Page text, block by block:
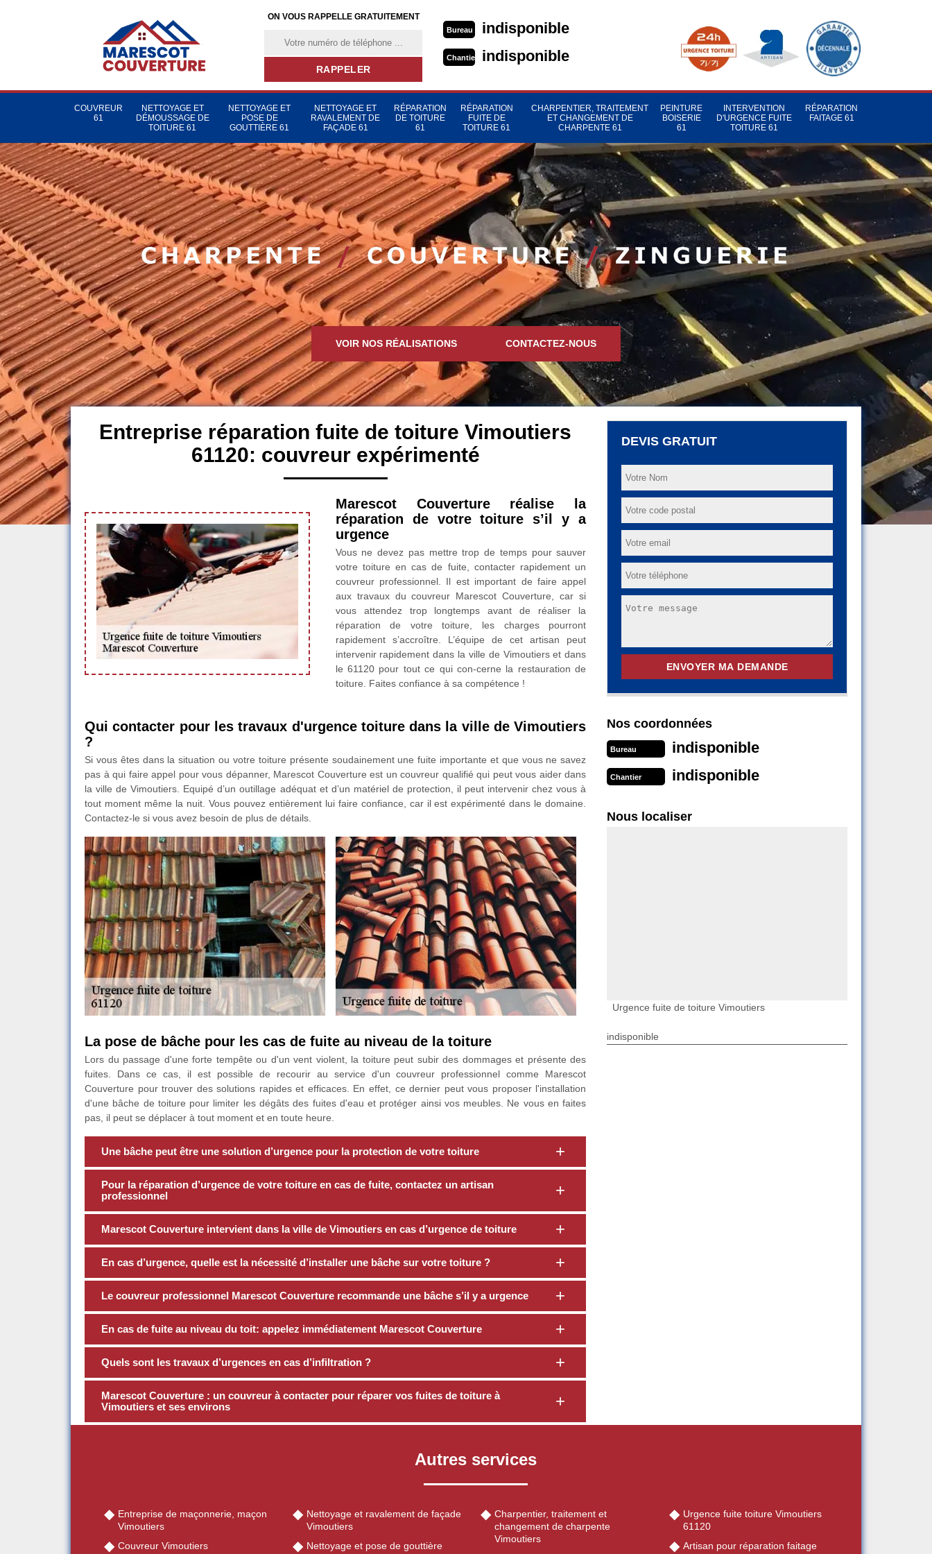
ON VOUS RAPPELLE GRATUITEMENT
Bureau indisponible
Chantier indisponible
COUVREUR
61
NETTOYAGE ET
DÉMOUSSAGE DE
TOITURE 61
NETTOYAGE ET
POSE DE
GOUTTIÈRE 61
NETTOYAGE ET
RAVALEMENT DE
FAÇADE 61
RÉPARATION
DE TOITURE
61
RÉPARATION
FUITE DE
TOITURE 61
CHARPENTIER, TRAITEMENT
ET CHANGEMENT DE
CHARPENTE 61
PEINTURE
BOISERIE
61
INTERVENTION
D'URGENCE FUITE
TOITURE 61
RÉPARATION
FAITAGE 61
VOIR NOS RÉALISATIONS CONTACTEZ-NOUS
Entreprise réparation fuite de toiture Vimoutiers
61120: couvreur expérimenté
Marescot Couverture réalise la
réparation de votre toiture s’il y a
urgence
Vous ne devez pas mettre trop de temps pour sauver
votre toiture en cas de fuite, contacter rapidement un
couvreur professionnel. Il est important de faire appel
aux travaux du couvreur Marescot Couverture, car si
vous attendez trop longtemps avant de réaliser la
réparation de votre toiture, les charges pourront
rapidement s’accroître. L’équipe de cet artisan peut
intervenir rapidement dans la ville de Vimoutiers et dans
le 61120 pour tout ce qui con-cerne la restauration de
toiture. Faites confiance à sa compétence !
Qui contacter pour les travaux d'urgence toiture dans la ville de Vimoutiers
?
Si vous êtes dans la situation ou votre toiture présente soudainement une fuite importante et que vous ne savez
pas à qui faire appel pour vous dépanner, Marescot Couverture est un couvreur qualifié qui peut vous aider dans
la ville de Vimoutiers. Equipé d’un outillage adéquat et d’un matériel de protection, il peut intervenir chez vous à
tout moment même la nuit. Vous pouvez entièrement lui faire confiance, car il est expérimenté dans le domaine.
Contactez-le si vous avez besoin de plus de détails.
La pose de bâche pour les cas de fuite au niveau de la toiture
Lors du passage d'une forte tempête ou d'un vent violent, la toiture peut subir des dommages et présente des
fuites. Dans ce cas, il est possible de recourir au service d'un couvreur professionnel comme Marescot
Couverture pour trouver des solutions rapides et efficaces. En effet, ce dernier peut vous proposer l'installation
d'une bâche de toiture pour limiter les dégâts des fuites d'eau et protéger ainsi vos meubles. Ne vous en faites
pas, il peut se déplacer à tout moment et en toute heure.
Une bâche peut être une solution d’urgence pour la protection de votre toiture
Pour la réparation d’urgence de votre toiture en cas de fuite, contactez un artisan
professionnel
Marescot Couverture intervient dans la ville de Vimoutiers en cas d’urgence de toiture
En cas d’urgence, quelle est la nécessité d’installer une bâche sur votre toiture ?
Le couvreur professionnel Marescot Couverture recommande une bâche s’il y a urgence
En cas de fuite au niveau du toit: appelez immédiatement Marescot Couverture
Quels sont les travaux d’urgences en cas d’infiltration ?
Marescot Couverture : un couvreur à contacter pour réparer vos fuites de toiture à
Vimoutiers et ses environs
DEVIS GRATUIT
Nos coordonnées
Bureau indisponible
Chantier indisponible
Nous localiser
Urgence fuite de toiture Vimoutiers
indisponible
Autres services
Entreprise de maçonnerie, maçon
Vimoutiers
Couvreur Vimoutiers
Nettoyage et ravalement de façade
Vimoutiers
Nettoyage et pose de gouttière
Charpentier, traitement et
changement de charpente
Vimoutiers
Urgence fuite toiture Vimoutiers
61120
Artisan pour réparation faitage